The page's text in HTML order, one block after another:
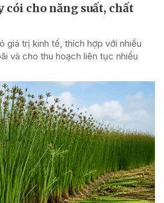
cói cho năng suất, chất
giá trị kinh tế, thích hợp với nhiều
và cho thu hoạch liên tục nhiều